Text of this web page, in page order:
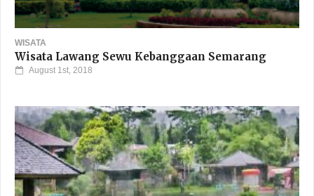
WISATA
Wisata Lawang Sewu Kebanggaan Semarang
August 1st, 2018